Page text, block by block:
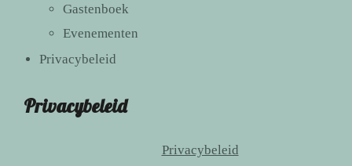
Gastenboek
Evenementen
Privacybeleid
Privacybeleid
Privacybeleid